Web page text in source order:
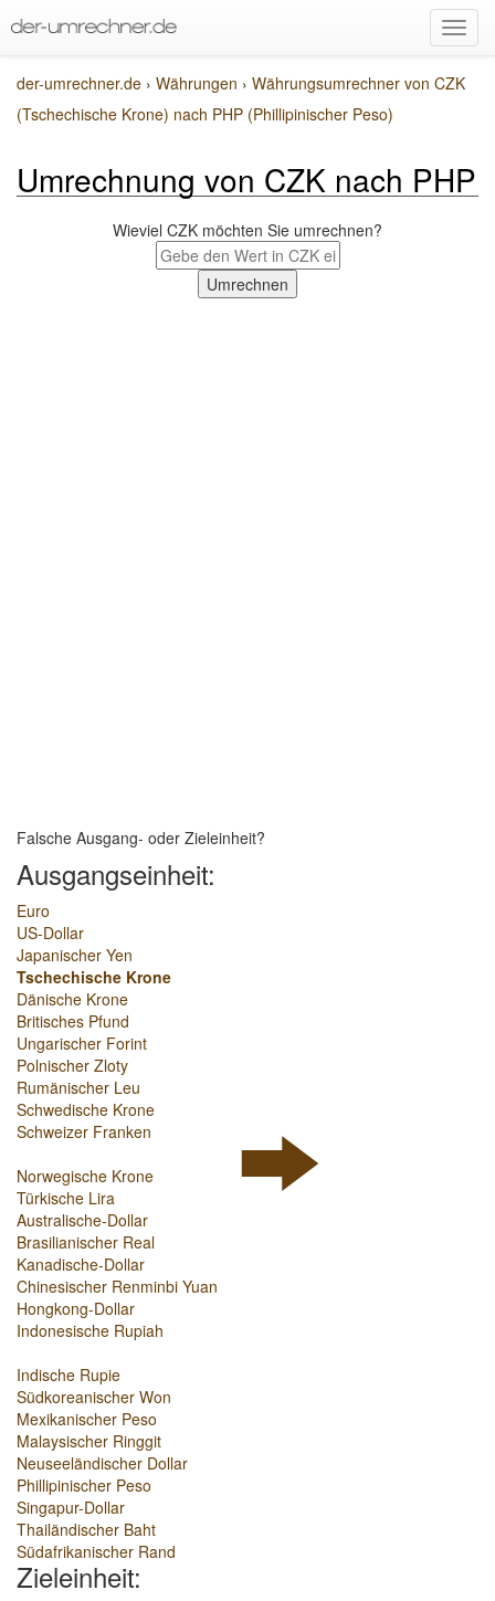
der-umrechner.de › Währungen › Währungsumrechner von CZK
(Tschechische Krone) nach PHP (Phillipinischer Peso)
Umrechnung von CZK nach PHP
Wieviel CZK möchten Sie umrechnen?
Falsche Ausgang- oder Zieleinheit?
Ausgangseinheit:
Euro
US-Dollar
Japanischer Yen
Tschechische Krone
Dänische Krone
Britisches Pfund
Ungarischer Forint
Polnischer Zloty
Rumänischer Leu
Schwedische Krone
Schweizer Franken
Norwegische Krone
Türkische Lira
Australische-Dollar
Brasilianischer Real
Kanadische-Dollar
Chinesischer Renminbi Yuan
Hongkong-Dollar
Indonesische Rupiah
Indische Rupie
Südkoreanischer Won
Mexikanischer Peso
Malaysischer Ringgit
Neuseeländischer Dollar
Phillipinischer Peso
Singapur-Dollar
Thailändischer Baht
Südafrikanischer Rand
Zieleinheit: